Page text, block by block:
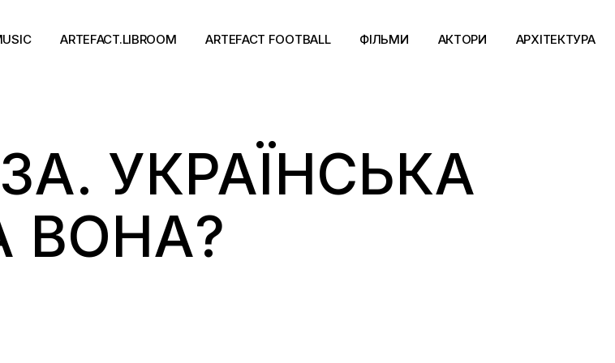
ARTEFACT.LIBROOM
Події
ARTEFACT FOOTBALL ФІЛЬМИ АКТОРИ АРХІТЕКТУРА
УКРАЇНСЬКА
ВОНА?